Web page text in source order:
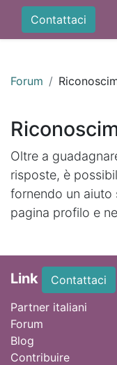
Contattaci
Forum
Oltre a
risposte, è
fornendo un aiuto
pagina profilo e
Link
Contattaci
Partner italiani
Forum
Blog
Contribuire